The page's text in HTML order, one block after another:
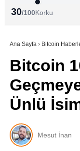
ALTCOİN HABERLERİ
SÖZLÜK
30/100Korku
Ana Sayfa › Bitcoin
Bitcoin
Ünlü
Mesut İnan